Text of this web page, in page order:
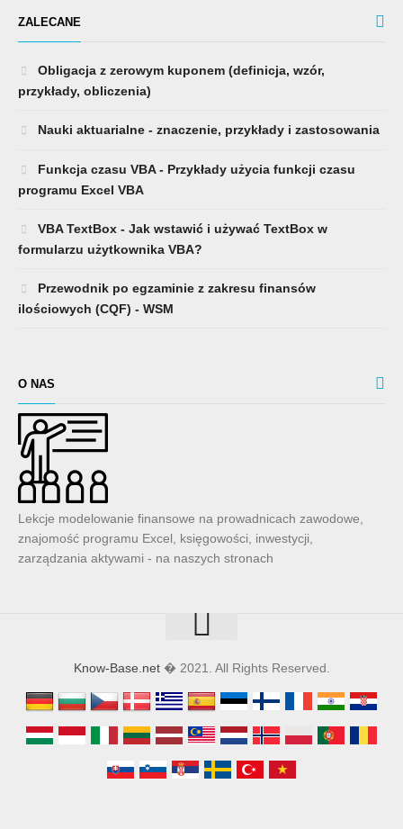
ZALECANE
Obligacja z zerowym kuponem (definicja, wzór,
przykłady, obliczenia)
Nauki aktuarialne - znaczenie, przykłady i zastosowania
Funkcja czasu VBA - Przykłady użycia funkcji czasu
programu Excel VBA
VBA TextBox - Jak wstawić i używać TextBox w
formularzu użytkownika VBA?
Przewodnik po egzaminie z zakresu finansów
ilościowych (CQF) - WSM
O NAS
Lekcje modelowanie finansowe na prowadnicach zawodowe,
znajomość programu Excel, księgowości, inwestycji,
zarządzania aktywami - na naszych stronach
Know-Base.net� 2021. All Rights Reserved.